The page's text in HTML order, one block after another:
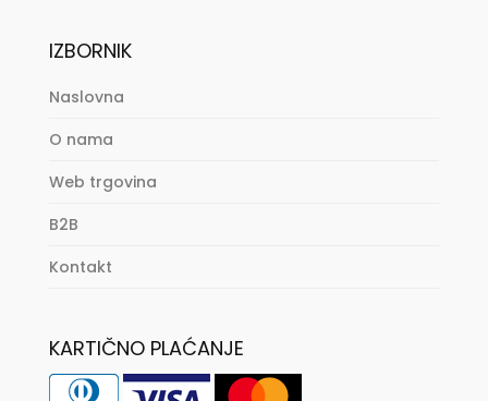
IZBORNIK
Naslovna
O nama
Web trgovina
B2B
Kontakt
KARTIČNO PLAĆANJE